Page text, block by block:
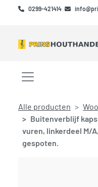
0299-421414
Menu openen/
Alle producten
Buitenverblijf
vuren, linkerdeel M/
gespoten.